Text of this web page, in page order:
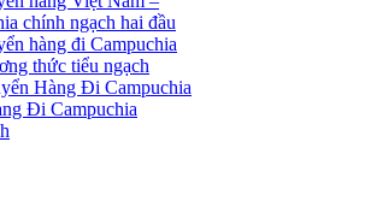
chính ngạch hai đầu
hàng đi Campuchia
thức tiểu ngạch
Hàng Đi Campuchia
Đi Campuchia